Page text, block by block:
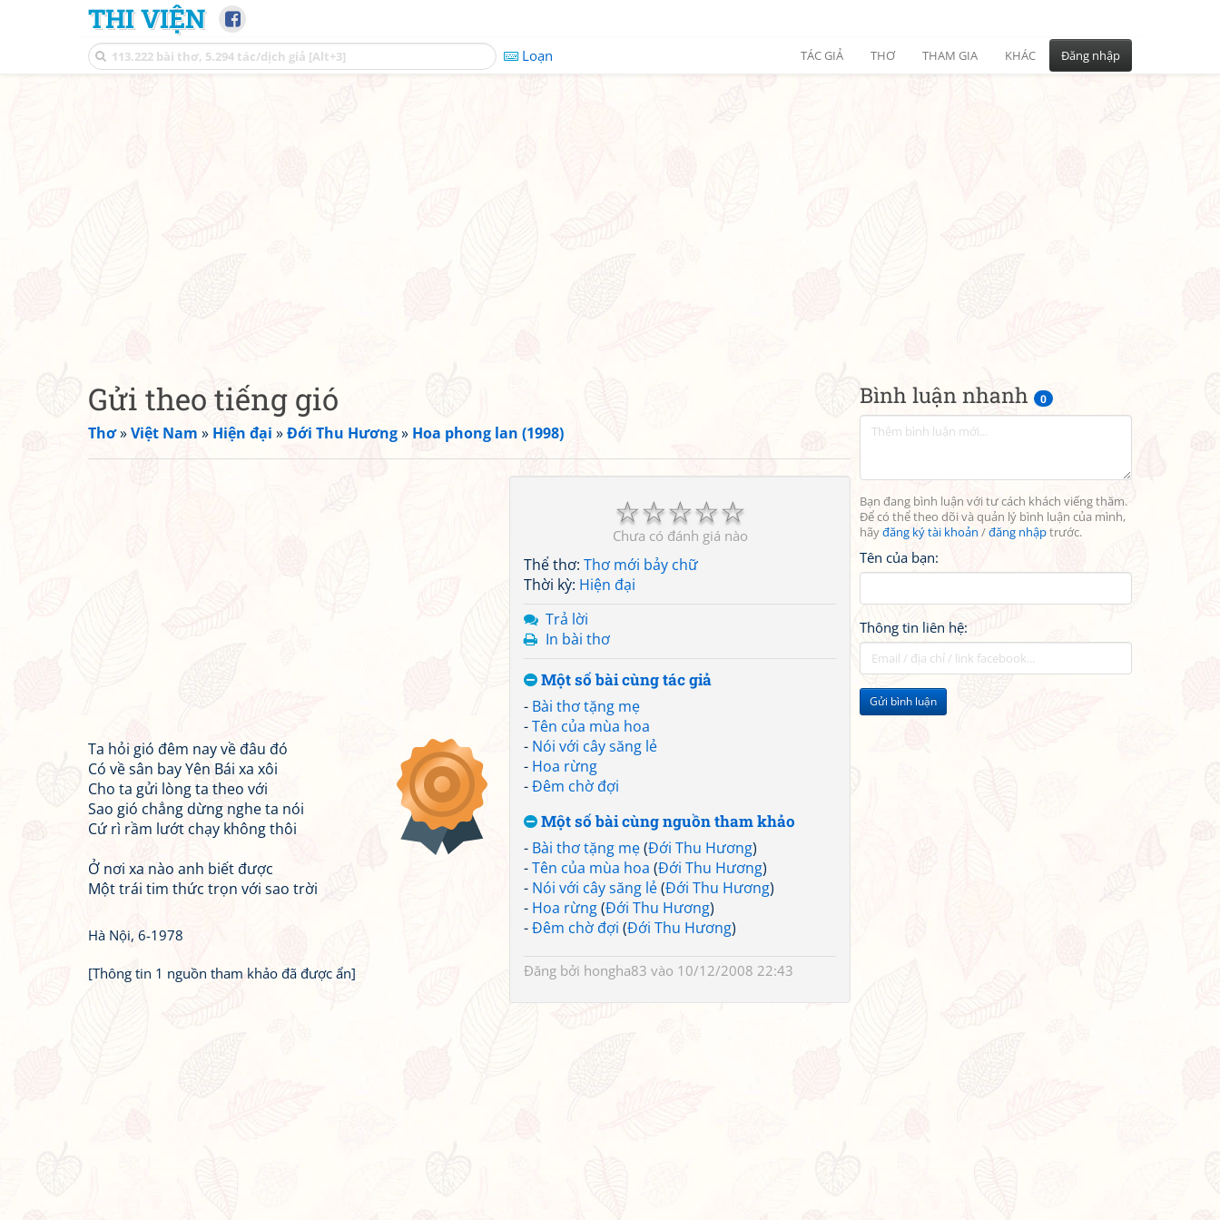
THI VIỆN
Loạn TÁC GIẢ THƠ THAM GIA KHÁC Đăng nhập
Bình luận nhanh 0
Bạn đang bình luận với tư cách khách viếng thăm.
Để có thể theo dõi và quản lý bình luận của mình,
hãyđăng ký tài khoản /đăng nhậptrước.
Tên của bạn:
Thông tin liên hệ:
Gửi bình luận
Gửi theo tiếng gió
Thơ»Việt Nam » Hiện đại »Đới Thu Hương» Hoa phong lan (1998)
☆
☆
☆
☆
☆
Chưa có đánh giá nào
Thể thơ: Thơ mới bảy chữ
Thời kỳ: Hiện đại
Trả lời
In bài thơ
Một số bài cùng tác giả
- Bài thơ tặng mẹ
-Tên của mùa hoa
- Nói với cây săng lẻ
- Hoa rừng
-Đêm chờ đợi
Một số bài cùng nguồn tham khảo
- Bài thơ tặng mẹ(Đới Thu Hương)
-Tên của mùa hoa (Đới Thu Hương)
- Nói với cây săng lẻ(Đới Thu Hương)
- Hoa rừng(Đới Thu Hương)
-Đêm chờ đợi (Đới Thu Hương)
Đăng bởi hongha83 vào 10/12/2008 22:43
Ta hỏi gió đêm nay về đâu đó
Có về sân bay Yên Bái xa xôi
Cho ta gửi lòng ta theo với
Sao gió chẳng dừng nghe ta nói
Cứ rì rầm lướt chạy không thôi
Ở nơi xa nào anh biết được
Một trái tim thức trọn với sao trời
Hà Nội, 6-1978
[Thông tin 1 nguồn tham khảo đã được ẩn]